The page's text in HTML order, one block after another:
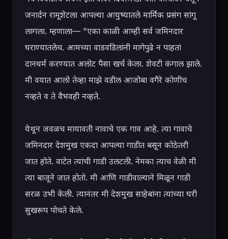
जनार्दन रामूशेटला आपल्या आयुष्यातले मार्मिक प्रसंग सांगू
लागला. म्हणाला— "एका काळी आम्ही सर्व जमिनदार
घराण्यातलेच. आमच्या वाडवडिलांनी मागेपुढे न पाहतां
दानधर्म करण्यात अलोट पैसा खर्च केला. शेवटी कंगाल झाले.
मी वयात आलो तेव्हा माझे वडील आजोबा वगैरे कोणीच
नव्हते व ते वैभवही नव्हते.
येथून जवळच मायावती नावाचे एक गाव आहे. त्या गावाचे
जमिनदार देशमुख एकदा आपल्या गाडीत बसून कोठेतरी
जात होते. वाटेत त्यांची गाडी उलटली. नेमका त्याच वेळी मी
त्या बाजूने जात होतो. मी आणि गाडीवाल्याने मिळून गाडी
सरळ उभी केली. त्यानंतर मी देशमुख साहेबांना त्यांच्या घरी
सुखरूप पोचते केले.